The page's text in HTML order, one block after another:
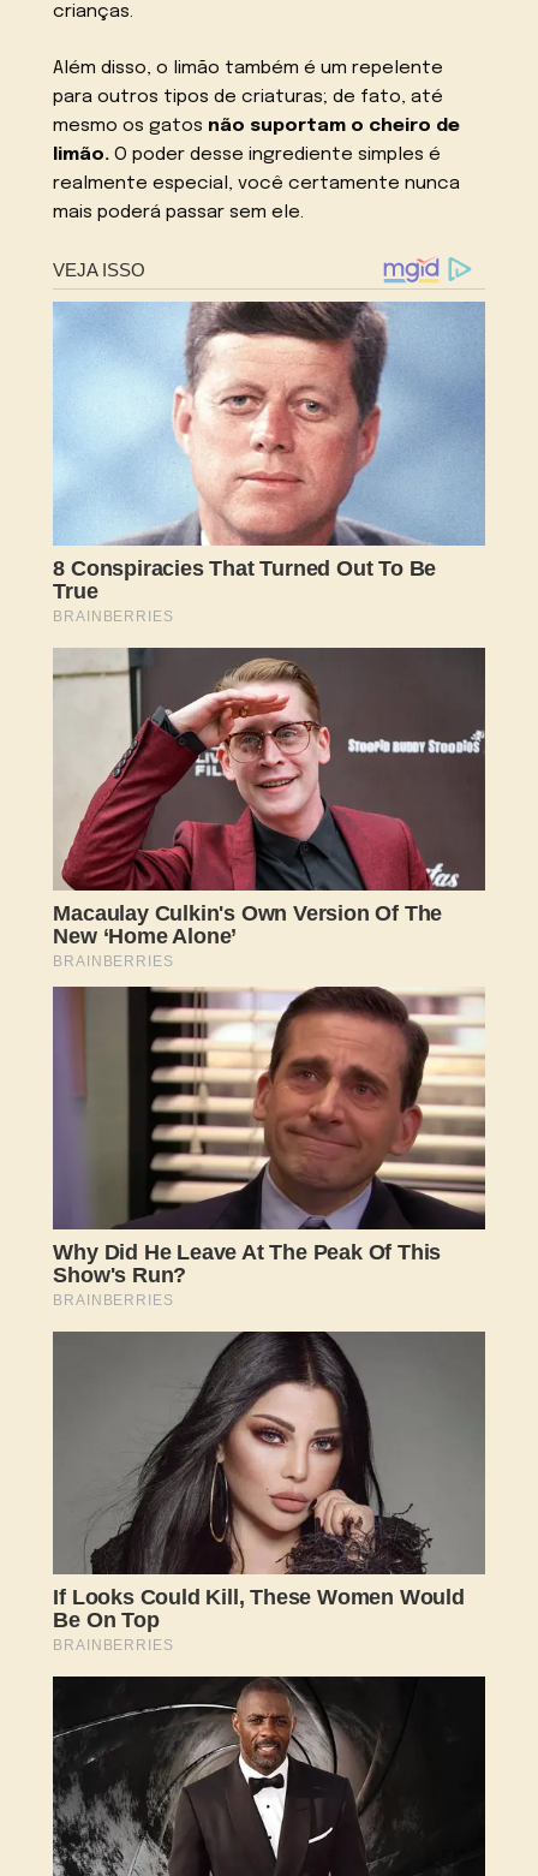
crianças.
Além disso, o limão também é um repelente
para outros tipos de criaturas; de fato, até
mesmo os gatos não suportam o cheiro de
limão. O poder desse ingrediente simples é
realmente especial, você certamente nunca
mais poderá passar sem ele.